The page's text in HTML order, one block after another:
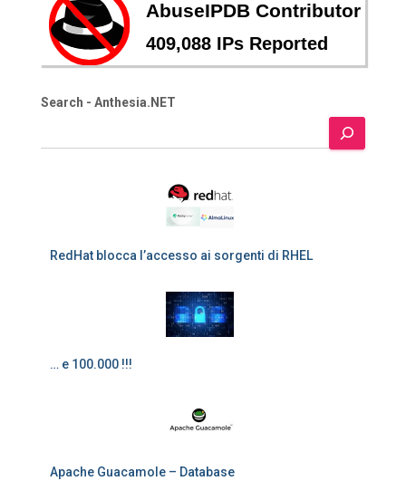
Search - Anthesia.NET
RedHat blocca l’accesso ai sorgenti di RHEL
… e 100.000 !!!
Apache Guacamole – Database